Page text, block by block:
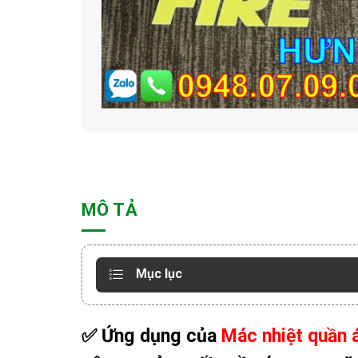
MÔ TẢ
Mục lục
✅ Ứng dụng của Mác nhiệt quần